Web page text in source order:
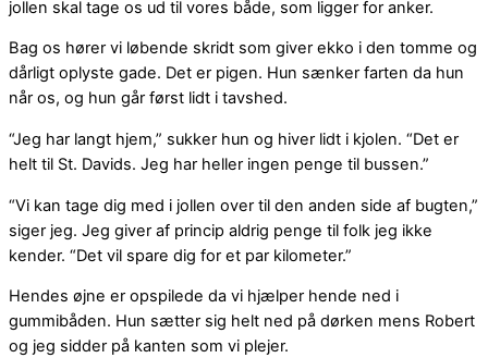
jollen skal tage os ud til vores både, som ligger for anker.
Bag os hører vi løbende skridt som giver ekko i den tomme og
dårligt oplyste gade. Det er pigen. Hun sænker farten da hun
når os, og hun går først lidt i tavshed.
“Jeg har langt hjem,” sukker hun og hiver lidt i kjolen. “Det er
helt til St. Davids. Jeg har heller ingen penge til bussen.”
“Vi kan tage dig med i jollen over til den anden side af bugten,”
siger jeg. Jeg giver af princip aldrig penge til folk jeg ikke
kender. “Det vil spare dig for et par kilometer.”
Hendes øjne er opspilede da vi hjælper hende ned i
gummibåden. Hun sætter sig helt ned på dørken mens Robert
og jeg sidder på kanten som vi plejer.